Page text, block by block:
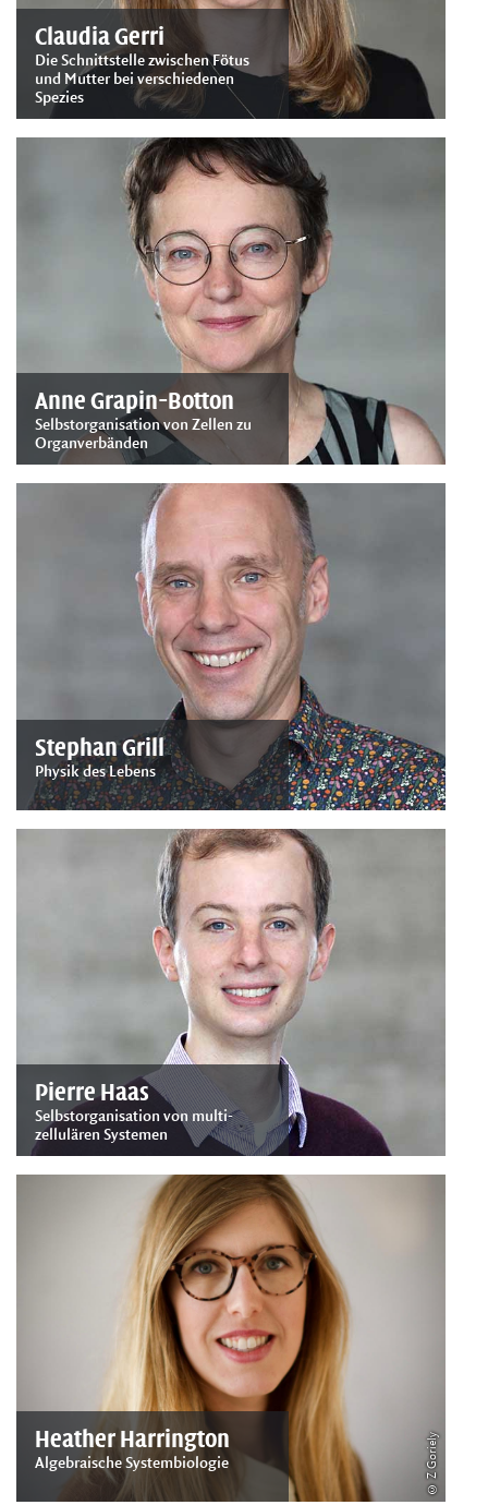
Claudia Gerri
Die Schnittstelle zwischen Fötus
und Mutter bei verschiedenen
Spezies
Anne Grapin-Botton
Selbstorganisation von Zellen zu
Organverbänden
Stephan Grill
Physik des Lebens
Pierre Haas
Selbstorganisation von multi-
zellulären Systemen
© Z Goriely
Heather Harrington
Algebraische Systembiologie